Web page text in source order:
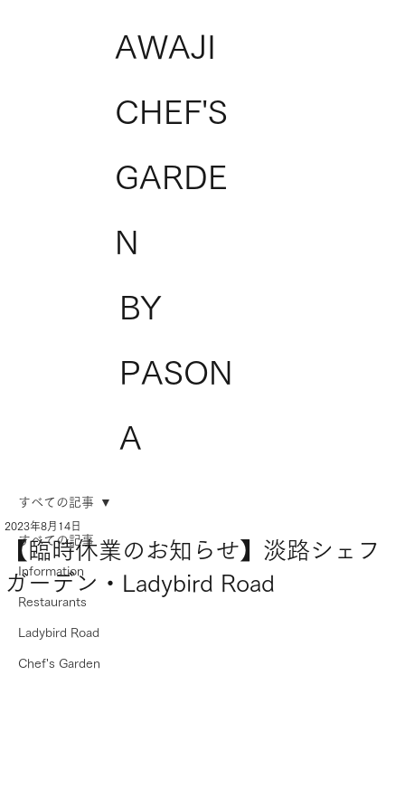
AWAJI
CHEF'S
GARDE
N
BY
PASON
A
すべての記事
Information
Restaurants
Ladybird Road
Chef's Garden
すべての記事
【臨時休業のお知らせ】淡路シェフ
ガーデン・Ladybird Road
2023年8月14日